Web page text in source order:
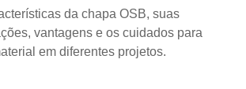
da chapa OSB, suas
vantagens e os cuidados para
em diferentes projetos.